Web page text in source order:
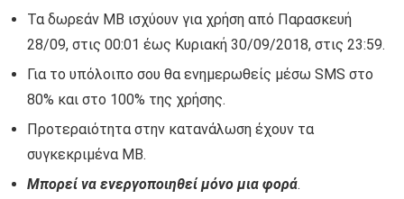
Τα δωρεάν ΜΒ ισχύουν για χρήση από Παρασκευή
28/09, στις 00:01 έως Κυριακή 30/09/2018, στις 23:59.
Για το υπόλοιπο σου θα ενημερωθείς μέσω SMS στο
80% και στο 100% της χρήσης.
Προτεραιότητα στην κατανάλωση έχουν τα
συγκεκριμένα MB.
Μπορεί να ενεργοποιηθεί μόνο μια φορά.